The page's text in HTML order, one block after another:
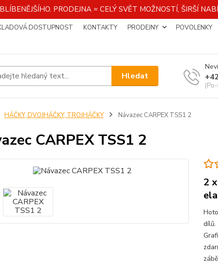
PRODEJNA = CELÝ SVĚT MOŽNOSTÍ, ŠIRŠÍ
DOSTUPNOST KONTAKTY PRODEJNY
POVOLENKY
Hledat
HÁČKY, DVOJHÁČKY, TROJHÁČKY Návazec CARPEX TSS1 2
CARPEX TSS1 2
2
dílů.